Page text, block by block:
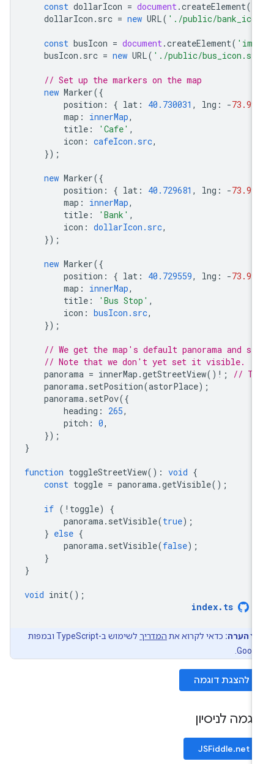
const dollarIcon = document.createElement
dollarIcon. src = new URL ('./public/
const busIcon = document.createElement(
busIcon. src = new URL ('./public/
// Set up the markers on the map
new Marker
position
{ lat: 40.730031, lng: -
map: innerMap
title : 'Cafe'
icon: cafeIcon.src
new Marker
position
{ lat: 40.729681, lng: -
map: innerMap
title : 'Bank'
icon: dollarIcon.src
new Marker
position
{ lat: 40.729559, lng: -
map: innerMap
title : 'Bus Stop'
icon: busIcon.src
// We get the map's default panorama and
// Note that we don't yet set it visible.
panorama
= innerMap.getStreetView () !; //
panorama.setPosition(astorPlace
panorama.setPov
heading: 265
pitch:
function toggleStreetView (): void
const toggle = panorama.getVisible
if (!toggle
panorama.setVisible(true
} else
panorama.setVisible(false
void init
index. ts
הערה:כדאי לקרוא אתהמדריך
לשימוש ב-TypeScript ובמפות
להצגת דוגמה
לניסיון
JSFiddle.net